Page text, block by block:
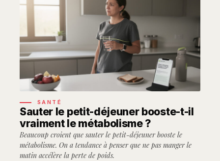
SANTÉ
Sauter le petit-déjeuner booste-t-il
vraiment le métabolisme ?
Beaucoup croient que sauter le petit-déjeuner booste le
métabolisme. On a tendance à penser que ne pas manger le
matin accélère la perte de poids.